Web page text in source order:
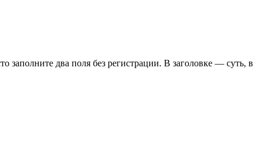
заполните два поля без регистрации. В заголовке — суть, в